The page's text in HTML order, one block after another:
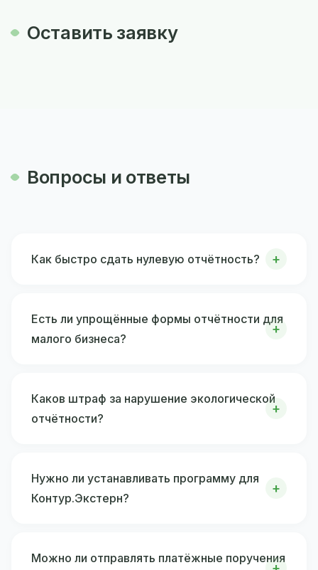
Оставить заявку
Вопросы и ответы
Как быстро сдать нулевую отчётность?
Есть ли упрощённые формы отчётности для
малого бизнеса?
Каков штраф за нарушение экологической
отчётности?
Нужно ли устанавливать программу для
Контур.Экстерн?
Можно ли отправлять платёжные поручения